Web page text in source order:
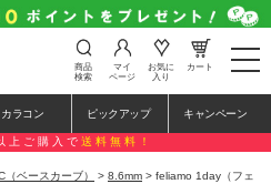
t
o
e
n
a
商品
検索
マイ
ページ
お気に
入り
カート
カラコン ピックアップ キャンペーン
ご購入で 送料無料！
（ベースカーブ） > 8.6mm > feliamo 1day（フェ